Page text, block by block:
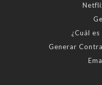
¿Cuál
Generar